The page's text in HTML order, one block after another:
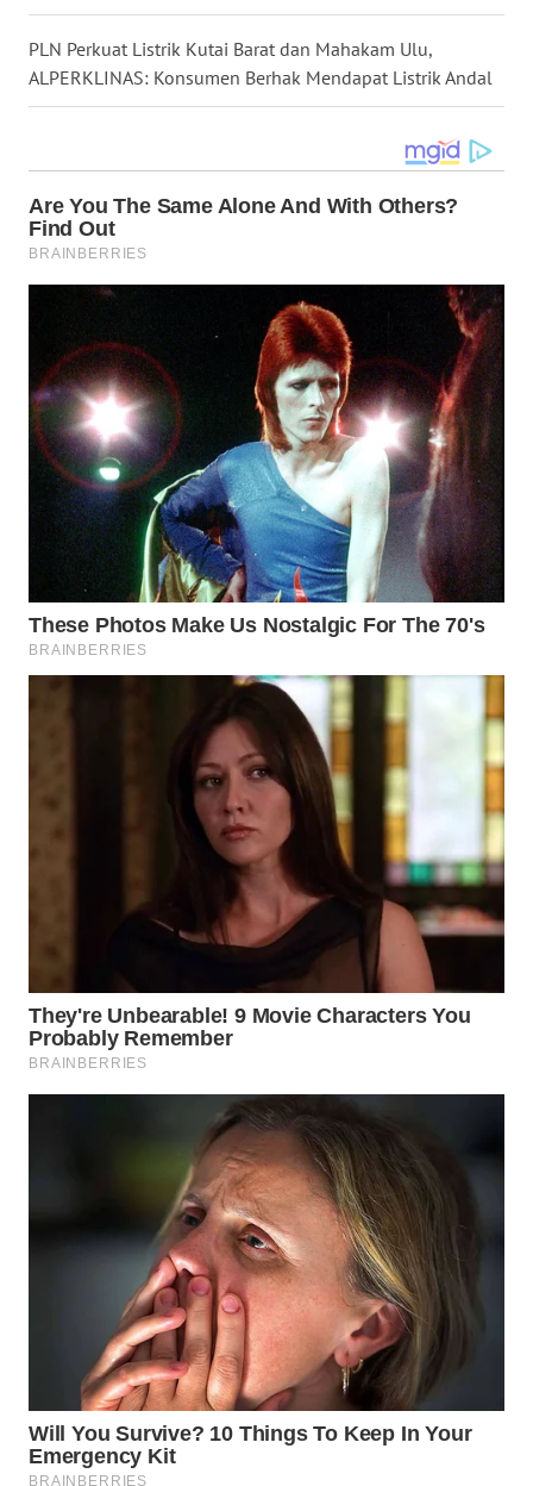
PLN Perkuat Listrik Kutai Barat dan Mahakam Ulu,
ALPERKLINAS: Konsumen Berhak Mendapat Listrik Andal
MALUT
WN
DANAU
TOBA
NIAS
WN
LANGKAT
WN
TAPANULI
SELATAN
WN
TANJUNG
LESUNG
LABUHANBATU
TAPANULI
TENGAH
WN DELI
TINGGI
WN
KARAWANG
WN